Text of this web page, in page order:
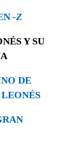
-Z
Y SU
DE